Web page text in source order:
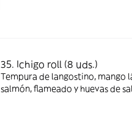
35. Ichigo roll (8 uds.)
Tempura de langostino, mango
salmón, flameado y huevas de